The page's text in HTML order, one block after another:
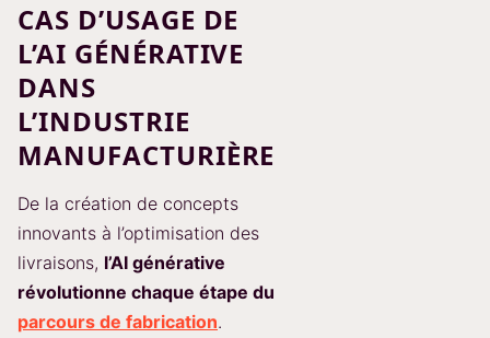
CAS D’USAGE DE
L’AI GÉNÉRATIVE
DANS
L’INDUSTRIE
MANUFACTURIÈRE
De la création de concepts
innovants à l’optimisation des
livraisons, l’AI générative
révolutionne chaque étape du
parcours de fabrication.